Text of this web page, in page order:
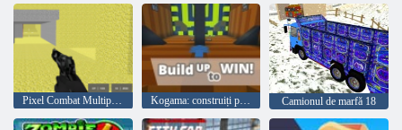
Pixel Combat Multiplayer Kogama: construiți pentru a câștiga Camionul de marfă 18